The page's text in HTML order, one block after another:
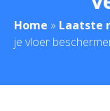
Home » Laatste
je vloer